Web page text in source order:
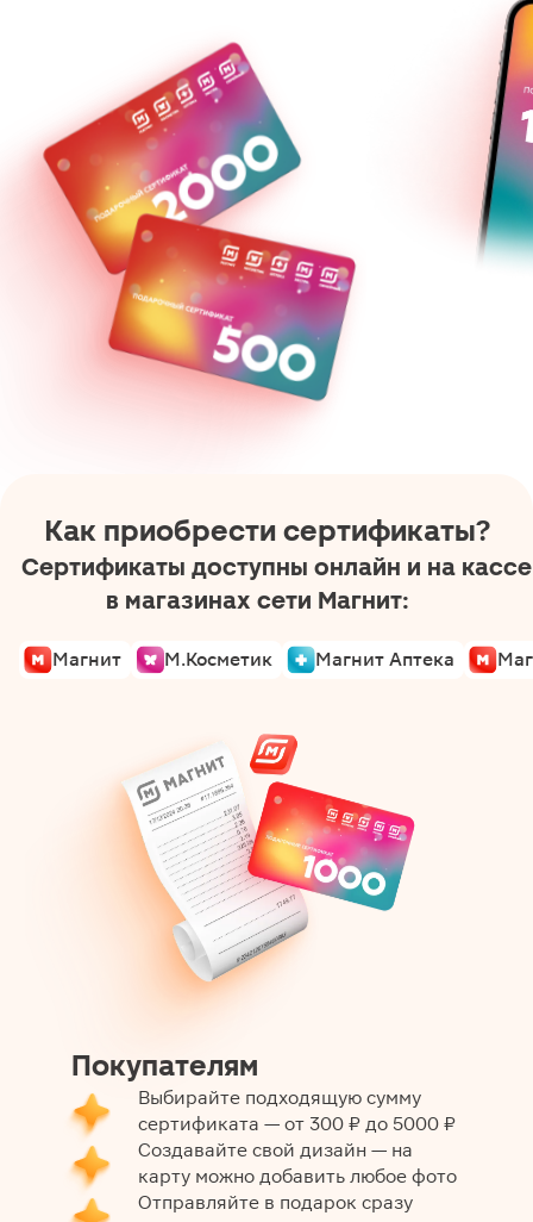
Как приобрести сертификаты?
Сертификаты доступны онлайн и на кассе
в магазинах сети Магнит:
Магнит М.Косметик Магнит Аптека
Покупателям
Выбирайте подходящую сумму
сертификата — от 300 ₽ до 5000 ₽
Создавайте свой дизайн — на
карту можно добавить любое фото
Отправляйте в подарок сразу